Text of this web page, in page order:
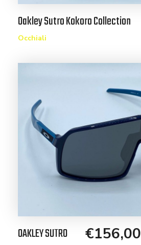
Oakley Sutro Kokoro Collection
Occhiali
OAKLEY SUTRO €156,00